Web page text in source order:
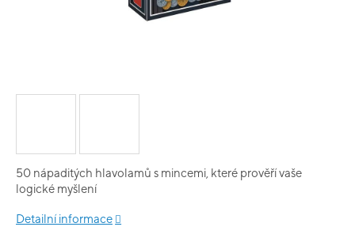
50 nápaditých hlavolamů s mincemi, které prověří vaše
logické myšlení
Detailní informace